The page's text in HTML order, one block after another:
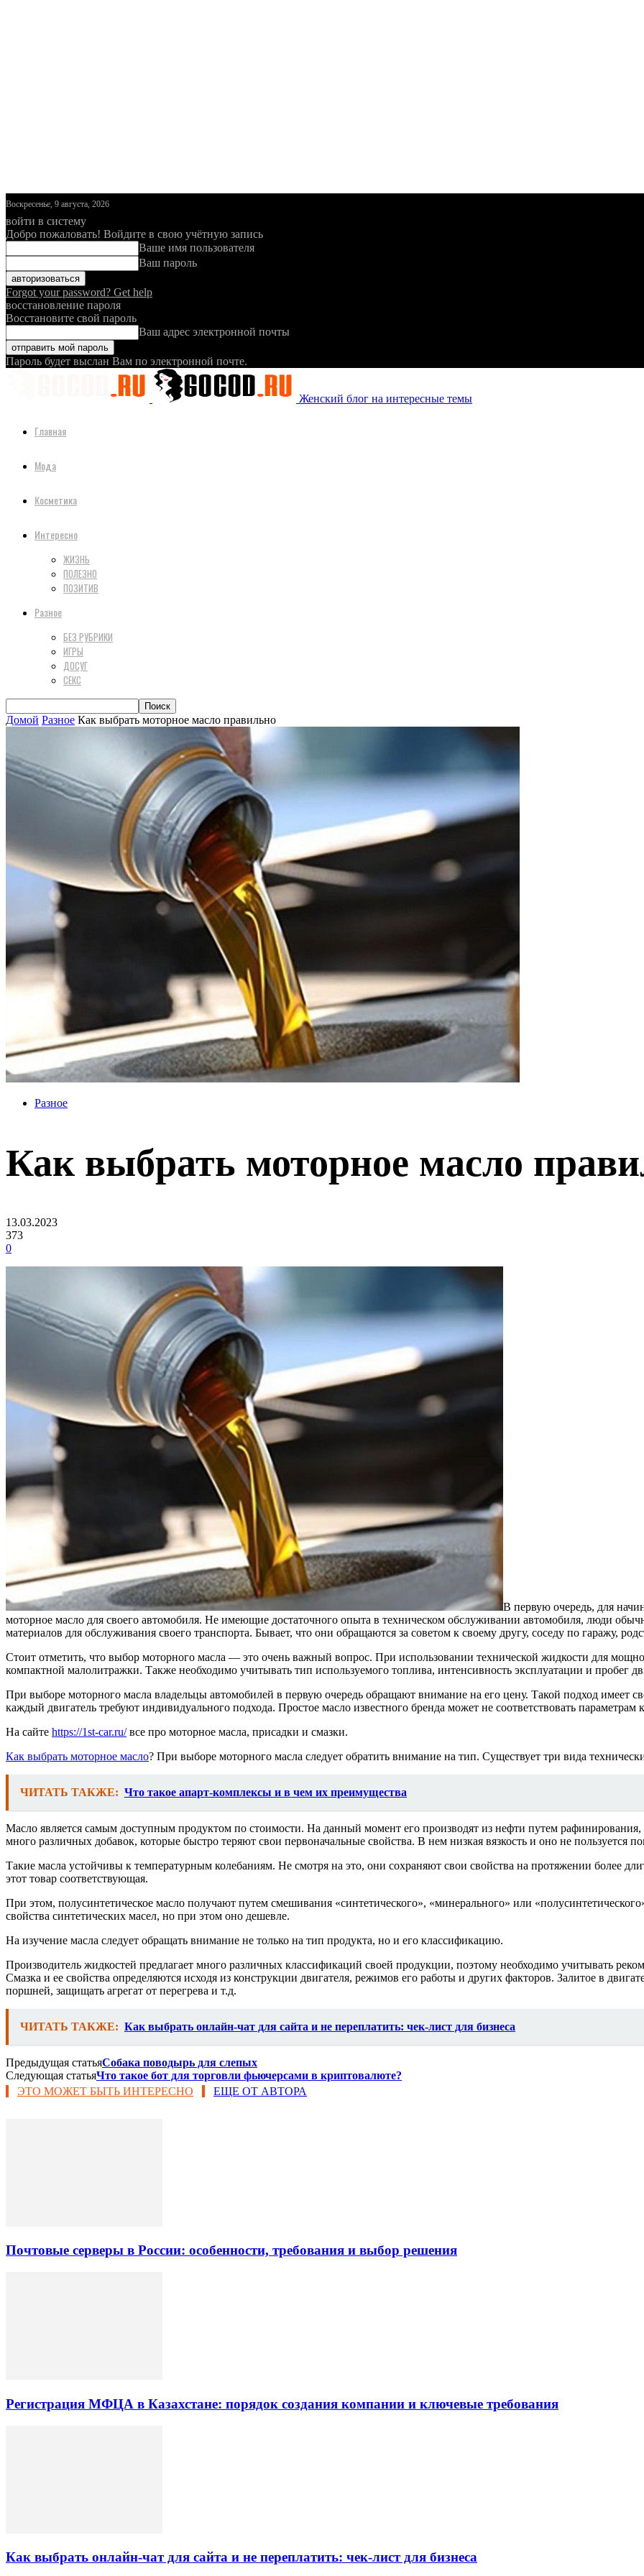
Воскресенье, 9 августа, 2026
войти в систему
Добро пожаловать! Войдите в свою учётную запись
Ваше имя пользователя
Ваш пароль
Forgot your password? Get help
восстановление пароля
Восстановите свой пароль
Ваш адрес электронной почты
Пароль будет выслан Вам по электронной почте.
Женский блог на интересные темы
Главная
Мода
Косметика
Интересно
ЖИЗНЬ
ПОЛЕЗНО
ПОЗИТИВ
Разное
БЕЗ РУБРИКИ
ИГРЫ
ДОСУГ
СЕКС
Домой Разное Как выбрать моторное масло правильно
Разное
Как выбрать моторное масло
13.03.2023
373
0
В первую очередь, для
моторное масло для своего автомобиля. Не имеющие достаточного опыта в техническом обслуживании автомобиля, люди
материалов для обслуживания своего транспорта. Бывает, что они обращаются за советом к своему другу, соседу по гаражу,
Стоит отметить, что выбор моторного масла — это очень важный вопрос. При использовании технической жидкости для
компактной малолитражки. Также необходимо учитывать тип используемого топлива, интенсивность эксплуатации и пробег
При выборе моторного масла владельцы автомобилей в первую очередь обращают внимание на его цену. Такой подход имеет
каждый двигатель требуют индивидуального подхода. Простое масло известного бренда может не соответствовать параметрам
На сайте https://1st-car.ru/все про моторное масла, присадки и смазки.
Как выбрать моторное масло? При выборе моторного масла следует обратить внимание на тип. Существует три вида
ЧИТАТЬ ТАКЖЕ: Что такое апарт-комплексы и в чем их преимущества
Масло является самым доступным продуктом по стоимости. На данный момент его производят из нефти путем
много различных добавок, которые быстро теряют свои первоначальные свойства. В нем низкая вязкость и оно не пользуется
Такие масла устойчивы к температурным колебаниям. Не смотря на это, они сохраняют свои свойства на протяжении более
этот товар соответствующая.
При этом, полусинтетическое масло получают путем смешивания «синтетического», «минерального» или
свойства синтетических масел, но при этом оно дешевле.
На изучение масла следует обращать внимание не только на тип продукта, но и его классификацию.
Производитель жидкостей предлагает много различных классификаций своей продукции, поэтому необходимо учитывать
Смазка и ее свойства определяются исходя из конструкции двигателя, режимов его работы и других факторов. Залитое в
поршней, защищать агрегат от перегрева и т.д.
ЧИТАТЬ ТАКЖЕ: Как выбрать онлайн-чат для сайта и не переплатить: чек-лист для бизнеса
Предыдущая статьяСобака поводырь для слепых
Следующая статьяЧто такое бот для торговли фьючерсами в криптовалюте?
ЭТО МОЖЕТ БЫТЬ ИНТЕРЕСНО
ЕЩЕ ОТ АВТОРА
Почтовые серверы в России: особенности, требования и выбор решения
Регистрация МФЦА в Казахстане: порядок создания компании и ключевые требования
Как выбрать онлайн-чат для сайта и не переплатить: чек-лист для бизнеса